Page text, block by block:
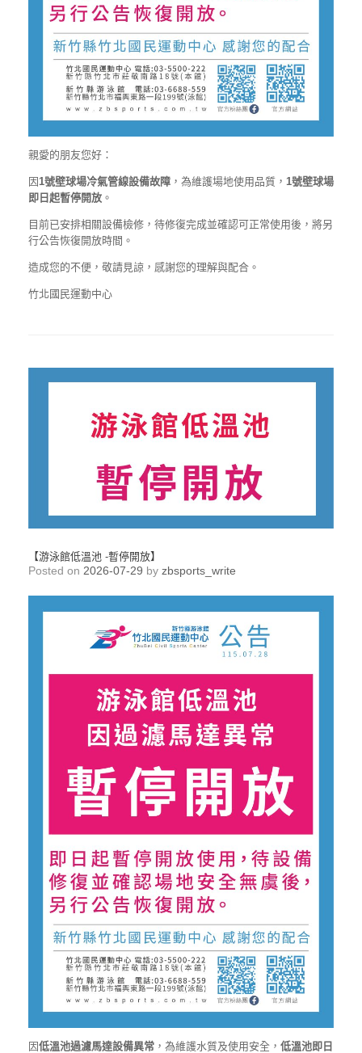
親愛的朋友您好：
因 1號壁球場冷氣管線設備故障 ，為維護場地使用品質， 1號壁球場
即日起暫停開放 。
目前已安排相關設備檢修，待修復完成並確認可正常使用後，將另
行公告恢復開放時間。
造成您的不便，敬請見諒，感謝您的理解與配合。
竹北國民運動中心
【游泳館低溫池 -暫停開放】
Posted on 2026-07-29 by zbsports_write
因低溫池過濾馬達設備異常 ，為維護水質及使用安全， 低溫池即日